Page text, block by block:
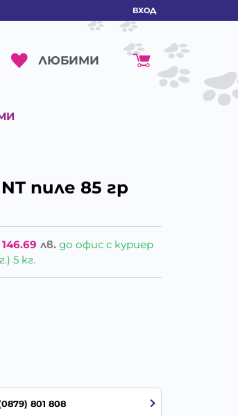
ВХОД
ЛЮБИМИ
пиле 85 гр
146.69 лв. до офис с куриер
5 кг.
801 808